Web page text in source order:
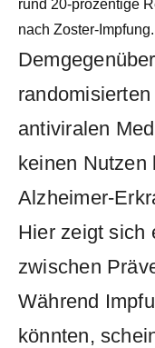
rund 20-prozentige
nach Zoster-Impfung.
antiviralen
keinen Nutzen
Alzheimer-
Hier zeigt sich
zwischen
Während
könnten,